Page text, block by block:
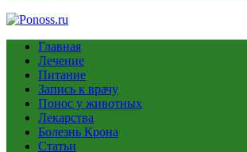
Главная
Лечение
Питание
Запись к врачу
Понос у животных
Лекарства
Болезнь Крона
Статьи